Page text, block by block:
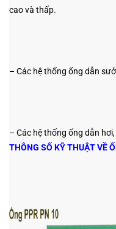
cao và thấp.
– Các hệ thống ống dẫn
– Các hệ thống ống dẫn
THÔNG SỐ KỸ THUẬT VỀ